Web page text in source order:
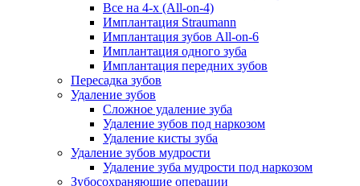
Все на 4-х (All-on-4)
Имплантация Straumann
Имплантация зубов All-on-6
Имплантация одного зуба
Имплантация передних зубов
Пересадка зубов
Удаление зубов
Сложное удаление зуба
Удаление зубов под наркозом
Удаление кисты зуба
Удаление зубов мудрости
Удаление зуба мудрости под наркозом
Зубосохраняющие операции